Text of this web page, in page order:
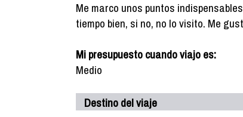
Me marco unos puntos
tiempo bien, si no, no lo visito. Me
Mi presupuesto cuando viajo es:
Medio
Destino del viaje